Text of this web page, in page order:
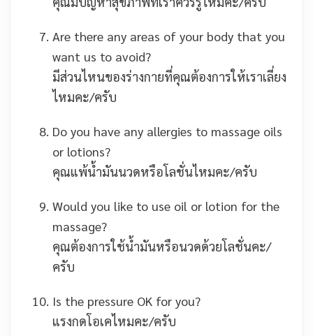
Are there any areas of your body that you
want us to avoid?
มีส่วนไหนของร่างกายที่คุณต้องการให้เราเลี่ยง
ไหมคะ/ครับ
Do you have any allergies to massage oils
or lotions?
คุณแพ้น้ำมันนวดหรือโลชั่นไหมคะ/ครับ
Would you like to use oil or lotion for the
massage?
คุณต้องการใช้น้ำมันหรือนวดด้วยโลชั่นคะ/
ครับ
Is the pressure OK for you?
แรงกดโอเคไหมคะ/ครับ